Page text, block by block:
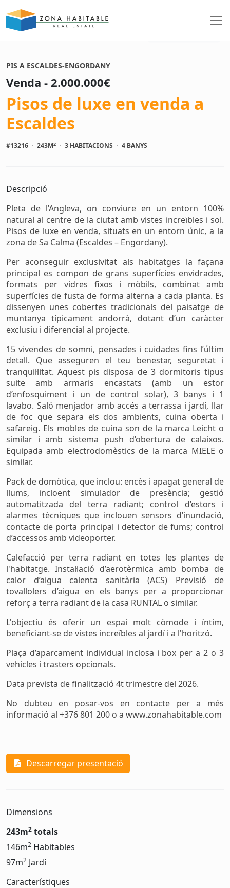
PIS A ESCALDES-ENGORDANY
Venda - 2.000.000€
Pisos de luxe en venda a
Escaldes
#13216 · 243M2 · 3 HABITACIONS · 4 BANYS
Descripció
Pleta de l’Angleva, on conviure en un entorn 100%
natural al centre de la ciutat amb vistes increïbles i sol.
Pisos de luxe en venda, situats en un entorn únic, a la
zona de Sa Calma (Escaldes – Engordany).
Per aconseguir exclusivitat als habitatges la façana
principal es compon de grans superfícies envidrades,
formats per vidres fixos i mòbils, combinat amb
superfícies de fusta de forma alterna a cada planta. Es
dissenyen unes cobertes tradicionals del paisatge de
muntanya típicament andorrà, dotant d’un caràcter
exclusiu i diferencial al projecte.
15 vivendes de somni, pensades i cuidades fins l’últim
detall. Que asseguren el teu benestar, seguretat i
tranquil·litat. Aquest pis disposa de 3 dormitoris tipus
suite amb armaris encastats (amb un estor
d’enfosquiment i un de control solar), 3 banys i 1
lavabo. Saló menjador amb accés a terrassa i jardí, llar
de foc que separa els dos ambients, cuina oberta i
safareig. Els mobles de cuina son de la marca Leicht o
similar i amb sistema push d’obertura de calaixos.
Equipada amb electrodomèstics de la marca MIELE o
similar.
Pack de domòtica, que inclou: encès i apagat general de
llums, incloent simulador de presència; gestió
automatitzada del terra radiant; control d’estors i
alarmes tècniques que inclouen sensors d’inundació,
contacte de porta principal i detector de fums; control
d’accessos amb videoporter.
Calefacció per terra radiant en totes les plantes de
l'habitatge. Instal·lació d’aerotèrmica amb bomba de
calor d’aigua calenta sanitària (ACS) Previsió de
tovallolers d’aigua en els banys per a proporcionar
reforç a terra radiant de la casa RUNTAL o similar.
L'objectiu és oferir un espai molt còmode i íntim,
beneficiant-se de vistes increïbles al jardí i a l'horitzó.
Plaça d’aparcament individual inclosa i box per a 2 o 3
vehicles i trasters opcionals.
Data prevista de finalització 4t trimestre del 2026.
No dubteu en posar-vos en contacte per a més
informació al +376 801 200 o a www.zonahabitable.com
Descarregar presentació
Dimensions
243m2 totals
146m2 Habitables
97m2 Jardí
Característiques